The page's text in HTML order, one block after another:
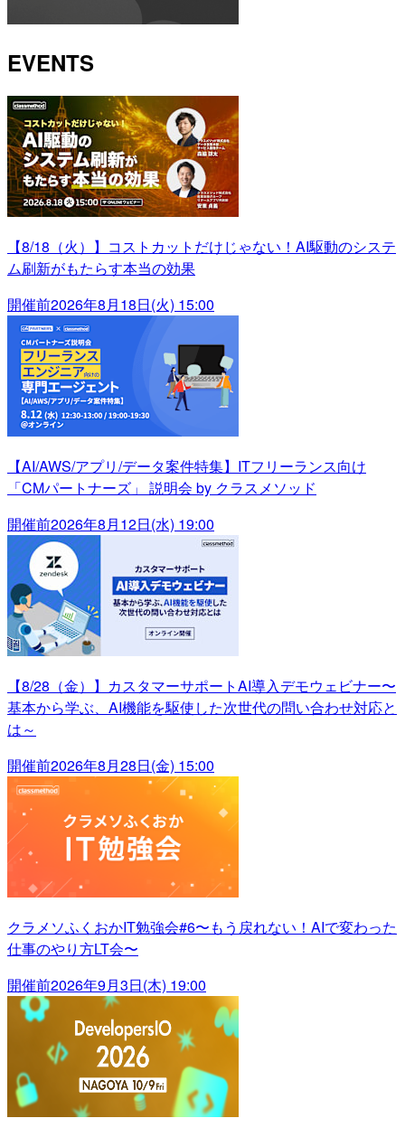
EVENTS
【8/18（火）】コストカットだけじゃない！AI駆動のシステ
ム刷新がもたらす本当の効果
開催前2026年8月18日(火) 15:00
【AI/AWS/アプリ/データ案件特集】ITフリーランス向け
「CMパートナーズ」 説明会 by クラスメソッド
開催前2026年8月12日(水) 19:00
【8/28（金）】カスタマーサポートAI導入デモウェビナー〜
基本から学ぶ、AI機能を駆使した次世代の問い合わせ対応と
は～
開催前2026年8月28日(金) 15:00
クラメソふくおかIT勉強会#6〜もう戻れない！AIで変わった
仕事のやり方LT会〜
開催前2026年9月3日(木) 19:00